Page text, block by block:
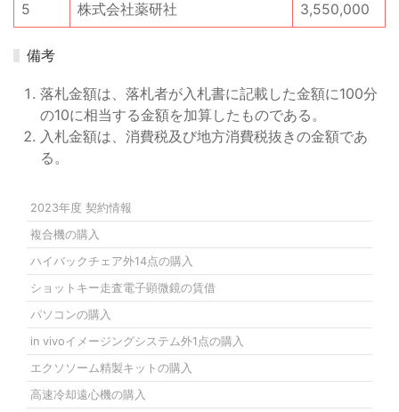
5 株式会社薬研社 3,550,000
備考
落札金額は、落札者が入札書に記載した金額に100分
の10に相当する金額を加算したものである。
入札金額は、消費税及び地方消費税抜きの金額であ
る。
2023年度 契約情報
複合機の購入
ハイバックチェア外14点の購入
ショットキー走査電子顕微鏡の賃借
パソコンの購入
in vivoイメージングシステム外1点の購入
エクソソーム精製キットの購入
高速冷却遠心機の購入